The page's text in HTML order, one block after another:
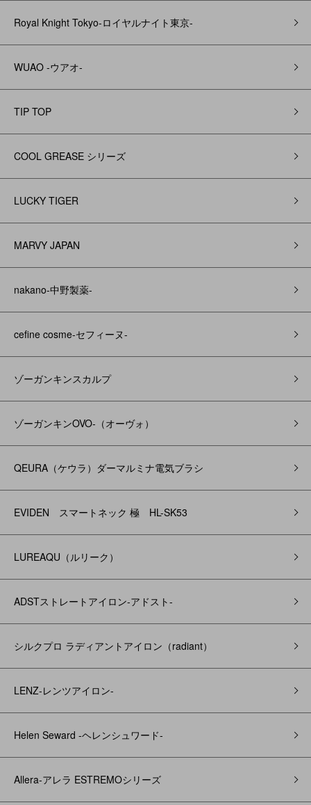
Royal Knight Tokyo-ロイヤルナイト東京-
WUAO -ウアオ-
TIP TOP
COOL GREASE シリーズ
LUCKY TIGER
MARVY JAPAN
nakano-中野製薬-
cefine cosme-セフィーヌ-
ゾーガンキンスカルプ
ゾーガンキンOVO‐（オーヴォ）
QEURA（ケウラ）ダーマルミナ電気ブラシ
EVIDEN スマートネック 極 HL-SK53
LUREAQU（ルリーク）
ADSTストレートアイロン-アドスト-
シルクプロ ラディアントアイロン（radiant）
LENZ-レンツアイロン-
Helen Seward -ヘレンシュワード-
Allera-アレラ ESTREMOシリーズ